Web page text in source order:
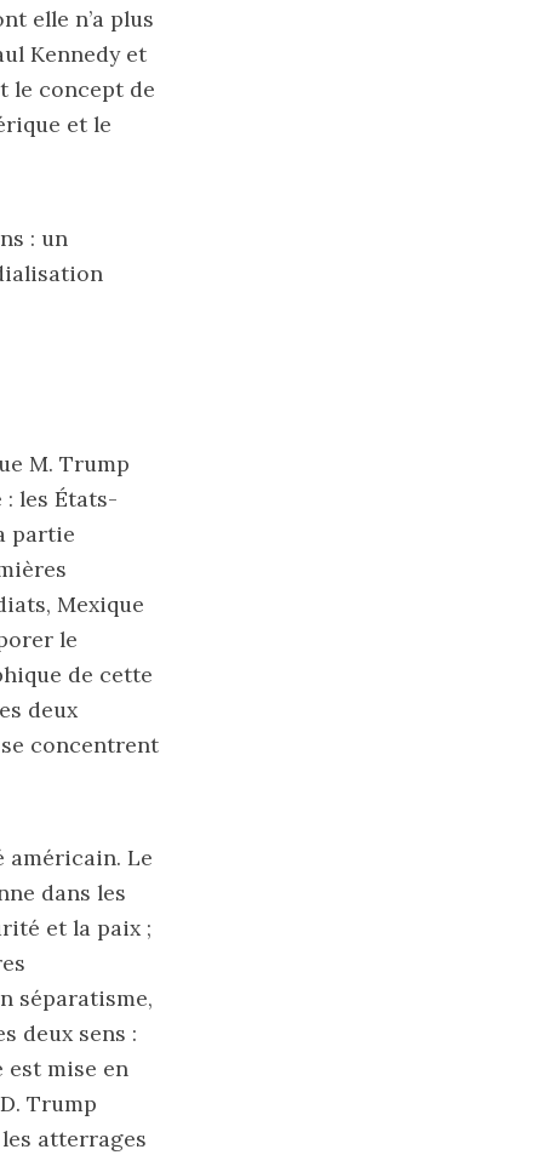
elle n’a plus
Kennedy et
le concept de
et le
: un
M. Trump
les États-
partie
Mexique
le
de cette
deux
concentrent
américain. Le
dans les
et la paix ;
séparatisme,
deux sens :
est mise en
Trump
atterrages